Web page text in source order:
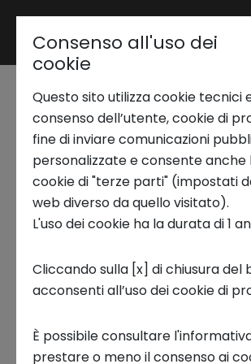
Trend Analysis
Applied Research
Startup Development
Business Transformation
Ecosystem enabling
Storie di
Laura Sposato
STORIE DI INNOVAZIONE
Laura Sposato,CEO & Founder
spiega com'è nata l'idea di
Consenso all'uso dei
cookie
Questo sito utilizza cookie tecnici
consenso dell’utente, cookie di
fine di inviare comunicazioni
personalizzate e consente anche
cookie di "terze parti" (impostati
web diverso da quello visitato).
L'uso dei cookie ha la durata di 1
Cliccando sulla [x] di chiusura del
acconsenti all’uso dei cookie di
È possibile consultare
prestare o meno il consenso ai